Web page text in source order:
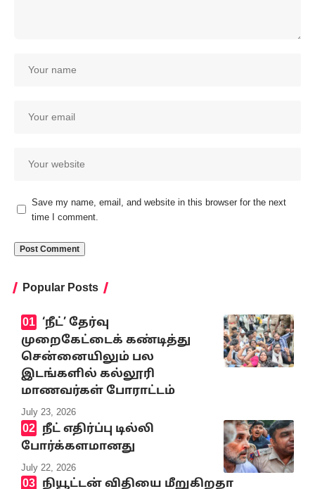
Save my name, email, and website in this browser for the next
time I comment.
Popular Posts
‘நீட்’ தேர்வு
முறைகேட்டைக் கண்டித்து
சென்னையிலும் பல
இடங்களில் கல்லூரி
மாணவர்கள் போராட்டம்
July 23, 2026
நீட் எதிர்ப்பு டில்லி
போர்க்களமானது
July 22, 2026
நியூட்டன் விதியை மீறுகிறதா